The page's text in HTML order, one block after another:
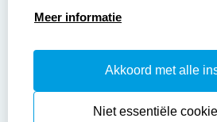
Productinformatie:
Instructiepagina
Safety Sheets
Meer informatie
Akkoord met alle
Niet essentiële